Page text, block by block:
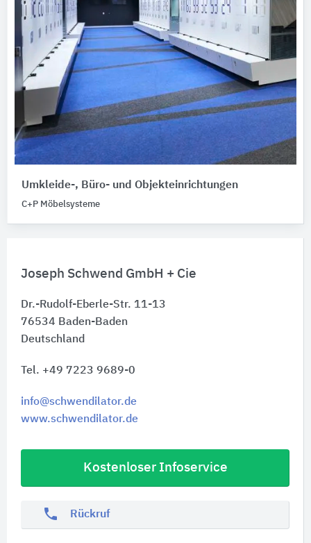
Joseph Schwend GmbH + Cie
Dr.-Rudolf-Eberle-Str. 11-13
76534 Baden-Baden
Deutschland
Tel. +49 7223 9689-0
info@schwendilator.de
www.schwendilator.de
Kostenloser Infoservice
phone Rückruf
Umkleide-, Büro- und Objekteinrichtungen
C+P Möbelsysteme